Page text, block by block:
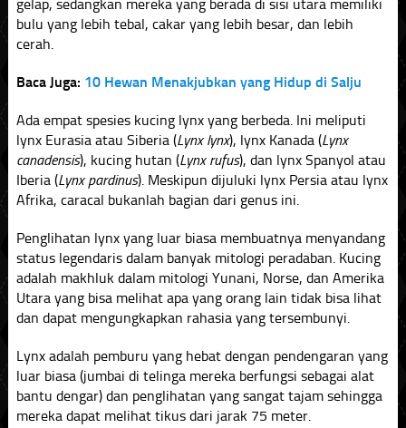
gelap, sedangkan mereka yang berada di sisi utara memiliki
bulu yang lebih tebal, cakar yang lebih besar, dan lebih
cerah.
Baca Juga: 10 Hewan Menakjubkan yang Hidup di Salju
Ada empat spesies kucing lynx yang berbeda. Ini meliputi
lynx Eurasia atau Siberia (Lynx lynx), lynx Kanada (Lynx
canadensis), kucing hutan (Lynx rufus), dan lynx Spanyol atau
Iberia (Lynx pardinus). Meskipun dijuluki lynx Persia atau lynx
Afrika, caracal bukanlah bagian dari genus ini.
Penglihatan lynx yang luar biasa membuatnya menyandang
status legendaris dalam banyak mitologi peradaban. Kucing
adalah makhluk dalam mitologi Yunani, Norse, dan Amerika
Utara yang bisa melihat apa yang orang lain tidak bisa lihat
dan dapat mengungkapkan rahasia yang tersembunyi.
Lynx adalah pemburu yang hebat dengan pendengaran yang
luar biasa (jumbai di telinga mereka berfungsi sebagai alat
bantu dengar) dan penglihatan yang sangat tajam sehingga
mereka dapat melihat tikus dari jarak 75 meter.